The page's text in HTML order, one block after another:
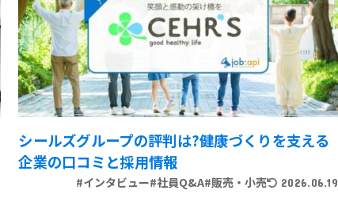
シールズグループの評判は?健康づくりを支える
企業の口コミと採用情報
#インタビュー#社員Q&A#販売・小売 2026.06.19